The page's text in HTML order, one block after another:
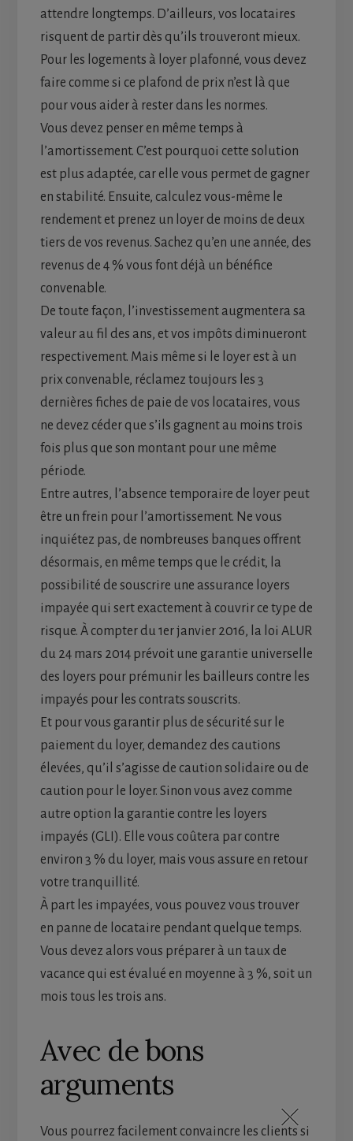
attendre longtemps. D’ailleurs, vos locataires
risquent de partir dès qu’ils trouveront mieux.
Pour les logements à loyer plafonné, vous devez
faire comme si ce plafond de prix n’est là que
pour vous aider à rester dans les normes.
Vous devez penser en même temps à
l’amortissement. C’est pourquoi cette solution
est plus adaptée, car elle vous permet de gagner
en stabilité. Ensuite, calculez vous-même le
rendement et prenez un loyer de moins de deux
tiers de vos revenus. Sachez qu’en une année, des
revenus de 4 % vous font déjà un bénéfice
convenable.
De toute façon, l’investissement augmentera sa
valeur au fil des ans, et vos impôts diminueront
respectivement. Mais même si le loyer est à un
prix convenable, réclamez toujours les 3
dernières fiches de paie de vos locataires, vous
ne devez céder que s’ils gagnent au moins trois
fois plus que son montant pour une même
période.
Entre autres, l’absence temporaire de loyer peut
être un frein pour l’amortissement. Ne vous
inquiétez pas, de nombreuses banques offrent
désormais, en même temps que le crédit, la
possibilité de souscrire une assurance loyers
impayée qui sert exactement à couvrir ce type de
risque. À compter du 1er janvier 2016, la loi ALUR
du 24 mars 2014 prévoit une garantie universelle
des loyers pour prémunir les bailleurs contre les
impayés pour les contrats souscrits.
Et pour vous garantir plus de sécurité sur le
paiement du loyer, demandez des cautions
élevées, qu’il s’agisse de caution solidaire ou de
caution pour le loyer. Sinon vous avez comme
autre option la garantie contre les loyers
impayés (GLI). Elle vous coûtera par contre
environ 3 % du loyer, mais vous assure en retour
votre tranquillité.
À part les impayées, vous pouvez vous trouver
en panne de locataire pendant quelque temps.
Vous devez alors vous préparer à un taux de
vacance qui est évalué en moyenne à 3 %, soit un
mois tous les trois ans.
Avec de bons
arguments
Vous pourrez facilement convaincre les clients si